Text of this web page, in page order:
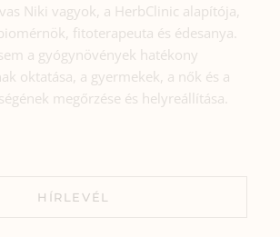
Niki vagyok, a HerbClinic alapítója,
fitoterapeuta és édesanya.
a gyógynövények hatékony
oktatása, a gyermekek, a nők és a
megőrzése és helyreállítása.
HÍRLEVÉL